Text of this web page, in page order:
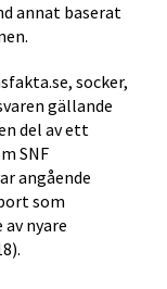
annat baserat
socker,
gällande
del av ett
SNF
angående
som
nyare